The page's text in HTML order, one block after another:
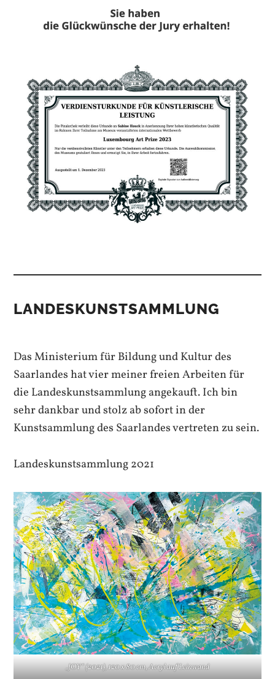
LANDESKUNSTSAMMLUNG
Das Ministerium für Bildung und Kultur des
Saarlandes hat vier meiner freien Arbeiten für
die Landeskunstsammlung angekauft. Ich bin
sehr dankbar und stolz ab sofort in der
Kunstsammlung des Saarlandes vertreten zu sein.
Landeskunstsammlung 2021
„JOY“ (2021), 120 x 80 cm, Acryl auf Leinwand